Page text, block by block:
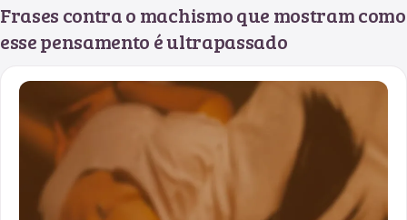
Frases contra o machismo que mostram como
esse pensamento é ultrapassado